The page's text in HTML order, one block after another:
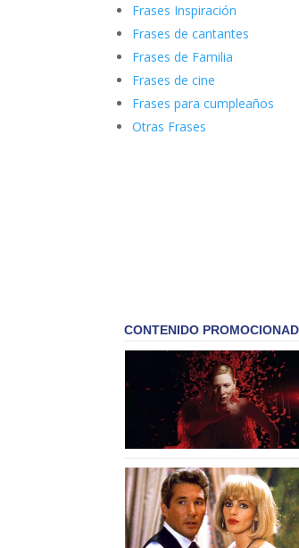
Frases Inspiración
Frases de cantantes
Frases de Familia
Frases de cine
Frases para cumpleaños
Otras Frases